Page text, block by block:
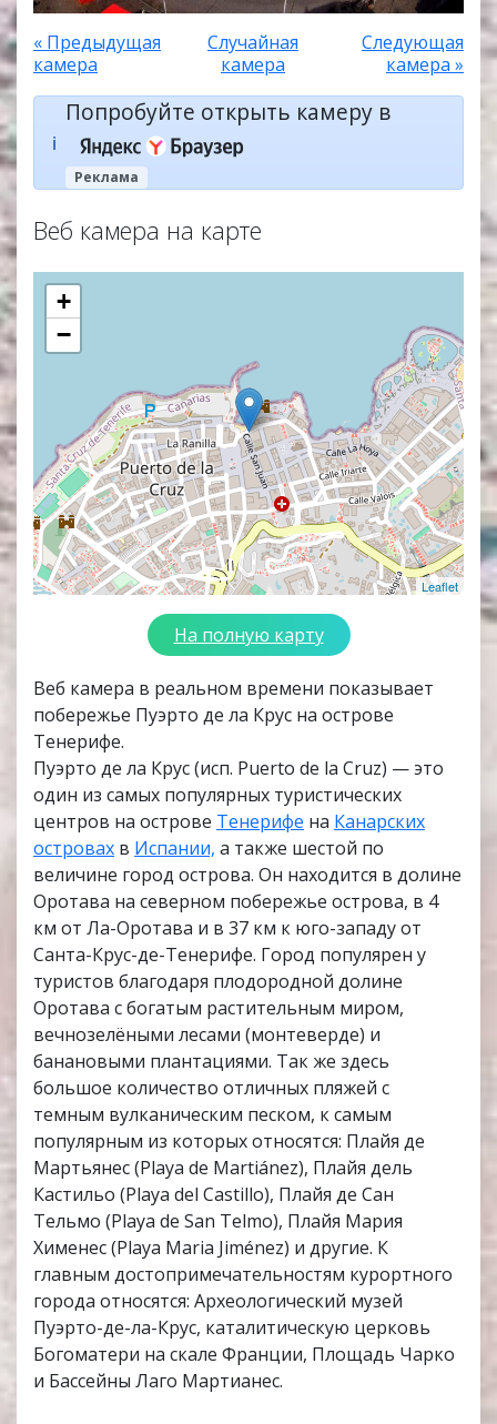
« Предыдущая
камера
Случайная
камера
Следующая
камера »
ℹ️
Попробуйте открыть камеру в
Реклама
Веб камера на карте
+
−
Leaflet
На полную карту
Веб камера в реальном времени показывает
побережье Пуэрто де ла Крус на острове
Тенерифе.
Пуэрто де ла Крус (исп. Puerto de la Cruz) — это
один из самых популярных туристических
центров на острове Тенерифе на Канарских
островах в Испании, а также шестой по
величине город острова. Он находится в долине
Оротава на северном побережье острова, в 4
км от Ла-Оротава и в 37 км к юго-западу от
Санта-Крус-де-Тенерифе. Город популярен у
туристов благодаря плодородной долине
Оротава с богатым растительным миром,
вечнозелёными лесами (монтеверде) и
банановыми плантациями. Так же здесь
большое количество отличных пляжей с
темным вулканическим песком, к самым
популярным из которых относятся: Плайя де
Мартьянес (Playa de Martiánez), Плайя дель
Кастильо (Playa del Castillo), Плайя де Сан
Тельмо (Playa de San Telmo), Плайя Мария
Хименес (Playa Maria Jiménez) и другие. К
главным достопримечательностям курортного
города относятся: Археологический музей
Пуэрто-де-ла-Крус, каталитическую церковь
Богоматери на скале Франции, Площадь Чарко
и Бассейны Лаго Мартианес.